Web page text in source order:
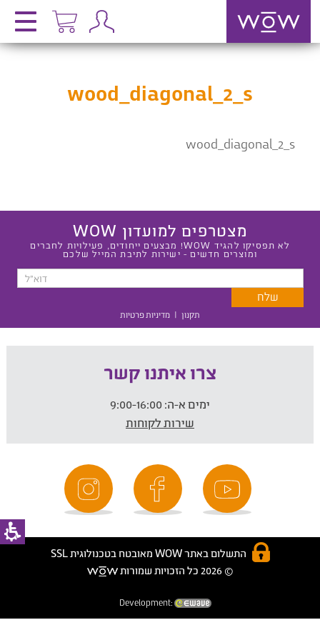
wood_diagonal_2_s
wood_diagonal_2_s
מצטרפים למועדון WOW
לא תפסיקו להגיד WOW! מבצעים ייחודים, פעילויות לחברים
ומוצרים חדשים - ישירות לתיבת המייל שלכם
תקנון | מדיניות פרטיות
צרו איתנו קשר
ימים א-ה:
שירות לקוחות
התשלום באתר WOW מאובטח בטכנולוגית SSL
© 2026 כל הזכויות שמורות
Development: